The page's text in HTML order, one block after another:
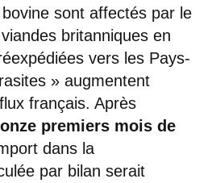
sont affectés par le
britanniques en
vers les Pays-
» augmentent
français. Après
onze premiers mois de
dans la
par bilan serait